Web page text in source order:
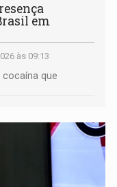
em
às 09:13
que